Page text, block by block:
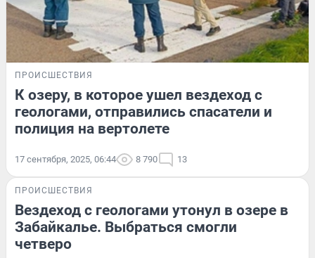
ПРОИСШЕСТВИЯ
К озеру, в которое ушел вездеход с
геологами, отправились спасатели и
полиция на вертолете
17 сентября, 2025, 06:44 8 790 13
ПРОИСШЕСТВИЯ
Вездеход с геологами утонул в озере в
Забайкалье. Выбраться смогли
четверо